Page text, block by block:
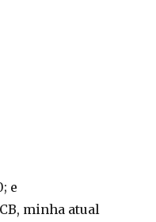
e
minha atual